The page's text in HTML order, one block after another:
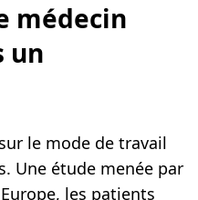
médecin
un
le mode de travail
Une étude menée par
les patients